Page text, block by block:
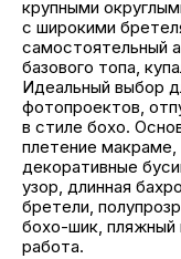
крупными
с широкими
самостоятельный
базового топа,
Идеальный выбор
фотопроектов,
в стиле бохо.
плетение макраме,
декоративные
узор, длинная
бретели,
бохо-шик, пляжный
работа.